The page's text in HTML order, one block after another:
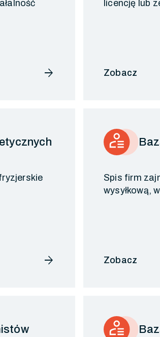
arrow_forward
licencję lub
Zobacz
arrow_forward
Spis firm
wysyłkową,
Zobacz